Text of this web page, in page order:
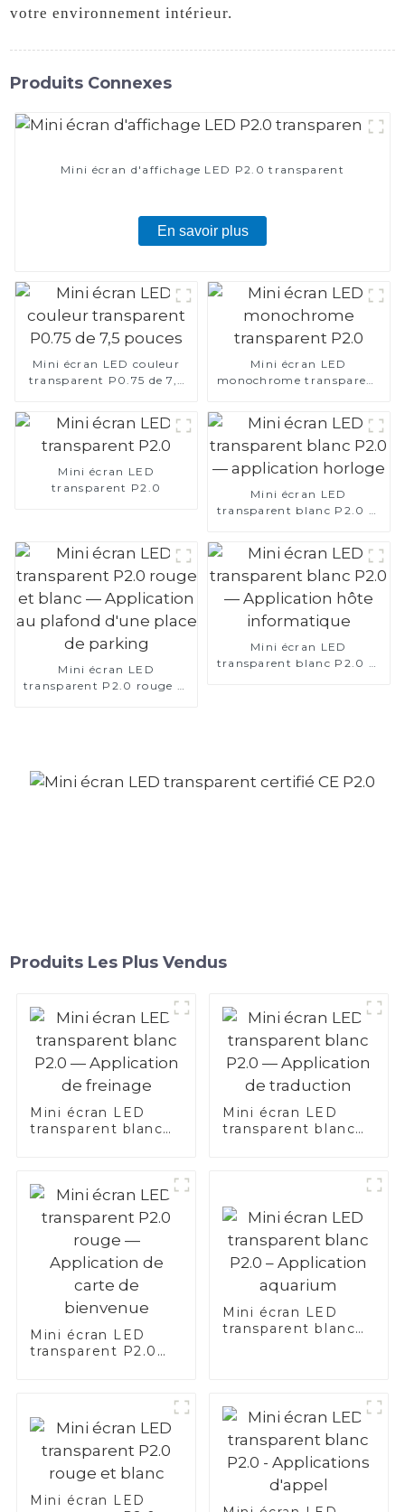
votre environnement intérieur.
Produits Connexes
Mini écran d'affichage LED P2.0 transparent
En savoir plus
Mini écran LED couleur
transparent P0.75 de 7,5
Mini écran LED
monochrome transparent
Mini écran LED
transparent P2.0
Mini écran LED
transparent blanc P2.0 —
Mini écran LED
transparent P2.0 rouge et
Mini écran LED
transparent blanc P2.0 —
Produits Les Plus Vendus
Mini écran LED
transparent blanc
Mini écran LED
transparent blanc
Mini écran LED
transparent P2.0
carte de bienvenue
Mini écran LED
transparent blanc
Mini écran LED